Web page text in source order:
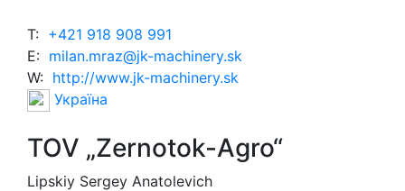
T: +421 918 908 991
E: milan.mraz@jk-machinery.sk
W: http://www.jk-machinery.sk
Україна
TOV „Zernotok-Agro“
Lipskiy Sergey Anatolevich